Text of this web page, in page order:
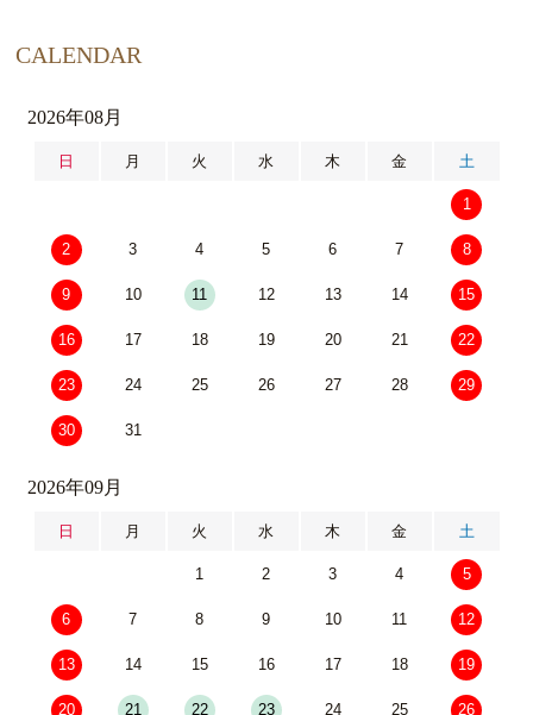
CALENDAR
2026年08月
日 月 火 水 木 金 土
1
2 3 4 5 6 7 8
9 10 11 12 13 14 15
16 17 18 19 20 21 22
23 24 25 26 27 28 29
30 31
2026年09月
日 月 火 水 木 金 土
1 2 3 4 5
6 7 8 9 10 11 12
13 14 15 16 17 18 19
20 21 22 23 24 25 26